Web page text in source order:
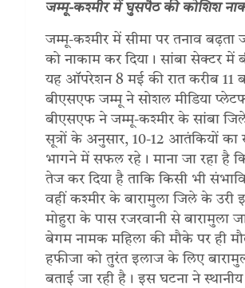
जम्मू-कश्मीर में घुसपैठ की कोशिश
जम्मू-कश्मीर में सीमा पर तनाव
को नाकाम कर दिया। सांबा सेक्टर में
यह ऑपरेशन 8 मई की रात करीब
बीएसएफ जम्मू ने सोशल मीडिया
बीएसएफ ने जम्मू-कश्मीर के सांबा जिले
सूत्रों के अनुसार, 10-12 आतंकियों
भागने में सफल रहे। माना जा रहा
तेज कर दिया है ताकि किसी भी
वहीं कश्मीर के बारामुला जिले के उरी
मोहुरा के पास रजरवानी से
बेगम नामक महिला की मौके पर ही
हफीजा को तुरंत इलाज के लिए
बताई जा रही है। इस घटना ने